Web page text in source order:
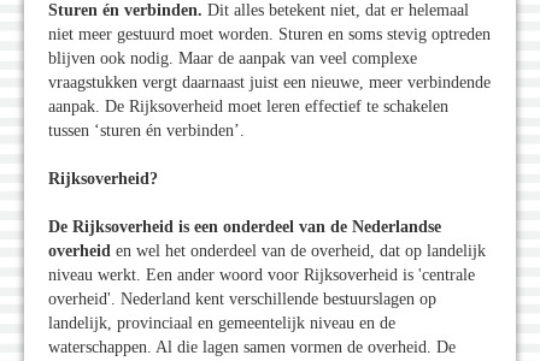
Sturen én verbinden. Dit alles betekent niet, dat er helemaal
niet meer gestuurd moet worden. Sturen en soms stevig optreden
blijven ook nodig. Maar de aanpak van veel complexe
vraagstukken vergt daarnaast juist een nieuwe, meer verbindende
aanpak. De Rijksoverheid moet leren effectief te schakelen
tussen ‘sturen én verbinden’.
Rijksoverheid?
De Rijksoverheid is een onderdeel van de Nederlandse
overheid en wel het onderdeel van de overheid, dat op landelijk
niveau werkt. Een ander woord voor Rijksoverheid is 'centrale
overheid'. Nederland kent verschillende bestuurslagen op
landelijk, provinciaal en gemeentelijk niveau en de
waterschappen. Al die lagen samen vormen de overheid. De